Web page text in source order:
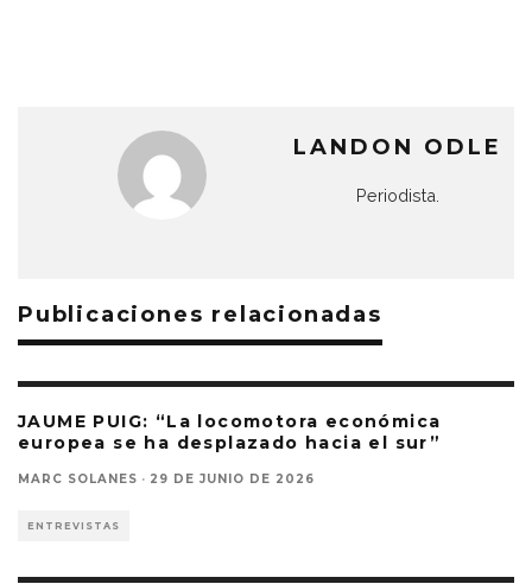
LANDON ODLE
Periodista.
Publicaciones relacionadas
JAUME PUIG: “La locomotora económica
europea se ha desplazado hacia el sur”
MARC SOLANES · 29 DE JUNIO DE 2026
ENTREVISTAS